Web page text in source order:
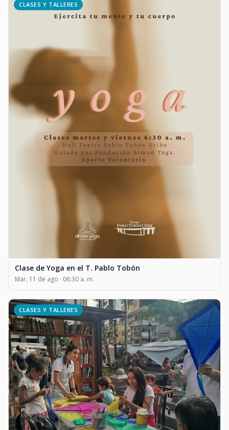
CLASES Y TALLERES
Clase de Yoga en el T. Pablo Tobón
Mar, 11 de ago · 06:30 a. m.
CLASES Y TALLERES